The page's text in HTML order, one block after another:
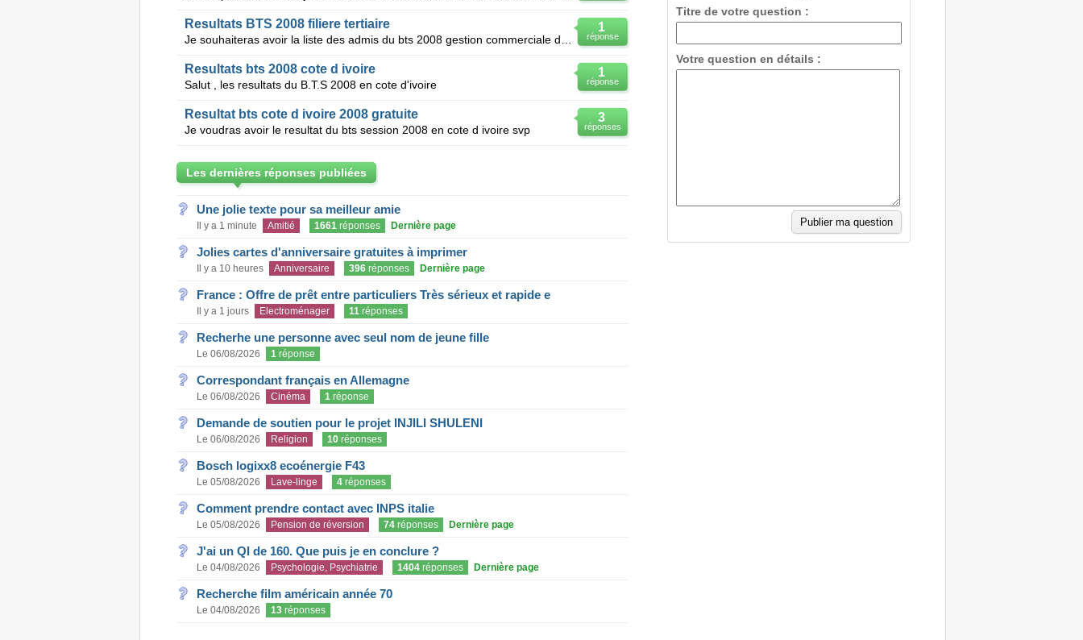
1
réponse
Resultats BTS 2008 filiere tertiaire
1
réponse
Resultats bts 2008 cote d ivoire
Salut , les resultats du B.T.S 2008 en cote d'ivoire
3
réponses
Resultat bts cote d ivoire 2008 gratuite
Je voudras avoir le resultat du bts session 2008 en cote d ivoire svp
Les dernières réponses publiées
Une jolie texte pour sa meilleur amie
Il y a 1 minute Amitié 1661réponses Dernière page
Jolies cartes d'anniversaire gratuites à imprimer
Il y a 10 heures Anniversaire 396réponses Dernière page
France : Offre de prêt entre particuliers Très sérieux et rapide e
Il y a 1 jours Electroménager 11réponses
Recherhe une personne avec seul nom de jeune fille
Le 06/08/2026 1réponse
Correspondant français en Allemagne
Le 06/08/2026 Cinéma 1réponse
Demande de soutien pour le projet INJILI SHULENI
Le 06/08/2026 Religion 10réponses
Bosch logixx8 ecoénergie F43
Le 05/08/2026 Lave-linge 4réponses
Comment prendre contact avec INPS italie
Le 05/08/2026 Pension de réversion 74réponses Dernière page
J'ai un QI de 160. Que puis je en conclure ?
Le 04/08/2026 Psychologie, Psychiatrie 1404réponses Dernière page
Recherche film américain année 70
Le 04/08/2026 13réponses
Titre de votre question :
Votre question en détails :